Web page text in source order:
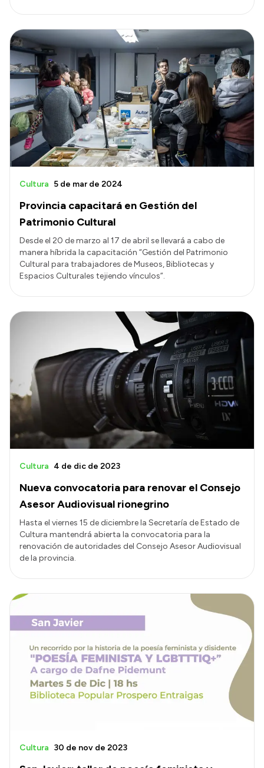
Provincia capacitará en Gestión del
Patrimonio Cultural
Cultura 5 de mar de 2024
Desde el 20 de marzo al 17 de abril se llevará a cabo de
manera híbrida la capacitación “Gestión del Patrimonio
Cultural para trabajadores de Museos, Bibliotecas y
Espacios Culturales tejiendo vínculos”.
Nueva convocatoria para renovar el Consejo
Asesor Audiovisual rionegrino
Cultura 4 de dic de 2023
Hasta el viernes 15 de diciembre la Secretaría de Estado de
Cultura mantendrá abierta la convocatoria para la
renovación de autoridades del Consejo Asesor Audiovisual
de la provincia.
Cultura 30 de nov de 2023